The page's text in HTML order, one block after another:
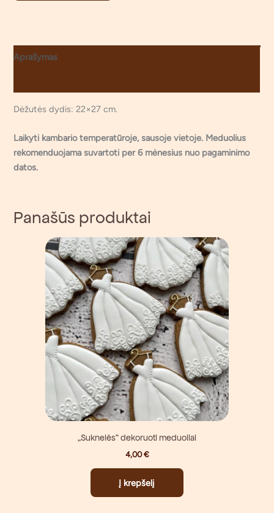
Aprašymas
Dėžutės dydis: 22×27 cm.
Laikyti kambario temperatūroje, sausoje vietoje. Meduolius
rekomenduojama suvartoti per 6 mėnesius nuo pagaminimo
datos.
Panašūs produktai
„Suknelės” dekoruoti meduoliai
4,00€
Į krepšelį